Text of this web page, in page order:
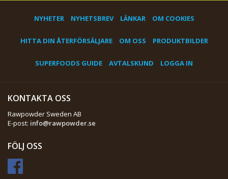
NYHETER NYHETSBREV LÄNKAR OM COOKIES
HITTA DIN ÅTERFÖRSÄLJARE OM OSS PRODUKTBILDER
SUPERFOODS GUIDE AVTALSKUND LOGGA IN
KONTAKTA OSS
Rawpowder Sweden AB
E-post: info@rawpowder.se
FÖLJ OSS